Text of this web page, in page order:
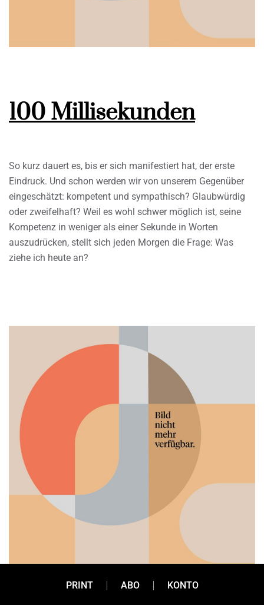
100 Millisekunden
So kurz dauert es, bis er sich manifestiert hat, der erste
Eindruck. Und schon werden wir von unserem Gegenüber
eingeschätzt: kompetent und sympathisch? Glaubwürdig
oder zweifelhaft? Weil es wohl schwer möglich ist, seine
Kompetenz in weniger als einer Sekunde in Worten
auszudrücken, stellt sich jeden Morgen die Frage: Was
ziehe ich heute an?
PRINT ABO KONTO